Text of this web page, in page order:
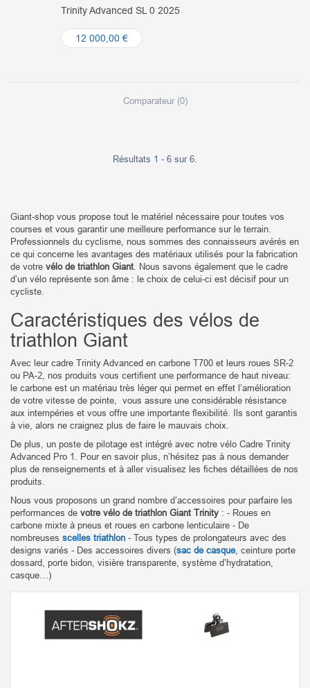
Trinity Advanced SL 0 2025
12 000,00 €
Comparateur (0)
Résultats 1 - 6 sur 6.
Giant-shop vous propose tout le matériel nécessaire pour toutes vos
courses et vous garantir une meilleure performance sur le terrain.
Professionnels du cyclisme, nous sommes des connaisseurs avérés en
ce qui concerne les avantages des matériaux utilisés pour la fabrication
de votre vélo de triathlon Giant . Nous savons également que le cadre
d’un vélo représente son âme : le choix de celui-ci est décisif pour un
cycliste.
Caractéristiques des vélos de
triathlon Giant
Avec leur cadre Trinity Advanced en carbone T700 et leurs roues SR-2
ou PA-2, nos produits vous certiﬁent une performance de haut niveau:
le carbone est un matériau très léger qui permet en effet l’amélioration
de votre vitesse de pointe, vous assure une considérable résistance
aux intempéries et vous offre une importante ﬂexibilité. Ils sont garantis
à vie, alors ne craignez plus de faire le mauvais choix.
De plus, un poste de pilotage est intégré avec notre vélo Cadre Trinity
Advanced Pro 1. Pour en savoir plus, n’hésitez pas à nous demander
plus de renseignements et à aller visualisez les ﬁches détaillées de nos
produits.
Nous vous proposons un grand nombre d’accessoires pour parfaire les
performances de votre vélo de triathlon Giant Trinity : - Roues en
carbone mixte à pneus et roues en carbone lenticulaire - De
nombreuses scelles triathlon - Tous types de prolongateurs avec des
designs variés - Des accessoires divers (sac de casque, ceinture porte
dossard, porte bidon, visière transparente, système d’hydratation,
casque…)